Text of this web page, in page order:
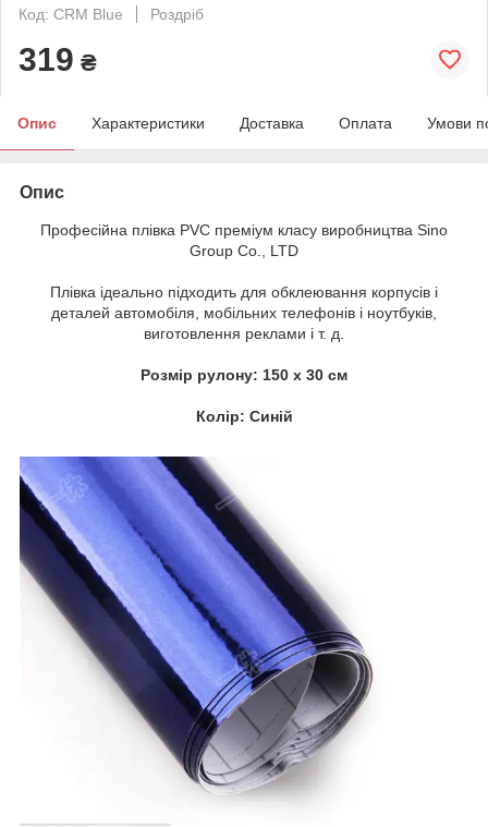
Код: CRM Blue
Роздріб
319 ₴
Опис Характеристики Доставка Оплата Умови
Опис
Професійна плівка PVC преміум класу виробництва Sino
Group Co., LTD
Плівка ідеально підходить для обклеювання корпусів і
деталей автомобіля, мобільних телефонів і ноутбуків,
виготовлення реклами і т. д.
Розмір рулону: 150 х 30 см
Колір: Синій